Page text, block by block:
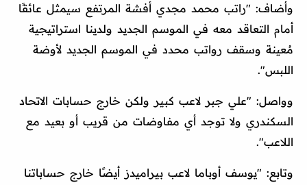
وأضاف: "راتب محمد مجدي أفشة المرتفع سيمثل عائقًا
أمام التعاقد معه في الموسم الجديد ولدينا استراتيجية
مُعينة وسقف رواتب محدد في الموسم الجديد لأوضة
اللبس".
وواصل: "علي جبر لاعب كبير ولكن خارج حسابات الاتحاد
السكندري ولا توجد أي مفاوضات من قريب أو بعيد مع
اللاعب".
وتابع: "يوسف أوباما لاعب بيراميدز أيضًا خارج حساباتنا